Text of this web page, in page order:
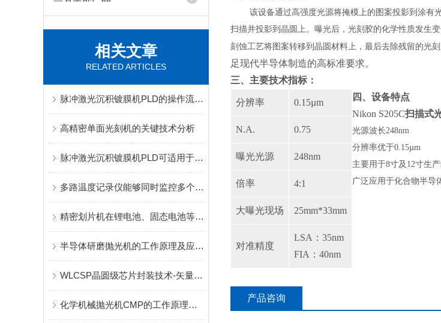
相关文章
RELATED ARTICLES
脉冲激光沉积镀膜机PLD的操作流程和注意事项
高精密单面光刻机的关键技术分析
脉冲激光沉积镀膜机PLD可适用于各种不同材料的薄膜沉积
多路温度记录仪能够同时监控多个通道的温度
精密划片机在锂电池、固态电池等产业中的应用
半导体研磨抛光机的工作原理及应用领域
WLCSP晶圆级芯片封装技术-矢量科学
化学机械抛光机CMP的工作原理及应用场景
该设备通过高强度光源将掩模上的图案投影到涂有
扫描并投影到晶圆上。曝光后，光刻胶的化学性质发生
刻蚀工艺将图案转移到晶圆材料上，最后去除残留的光
足现代半导体制造的高标准要求。
三、主要技术指标 ：
分辨率 0.15µm
N.A. 0.75
曝光光源 248nm
倍率 4:1
大曝光现场 25mm*33mm
对准精度
LSA：35nm
FIA：40nm
四、 设备特点
Nikon S205C扫描式
光源波长248nm
分辨率优于0.15µm
主要用于8寸及12寸生
广泛应用于化合物半导
产品咨询